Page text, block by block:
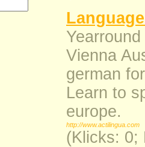
Vienna
german
Learn to
europe.
http://www.actilingua.com
(Klicks: 0;